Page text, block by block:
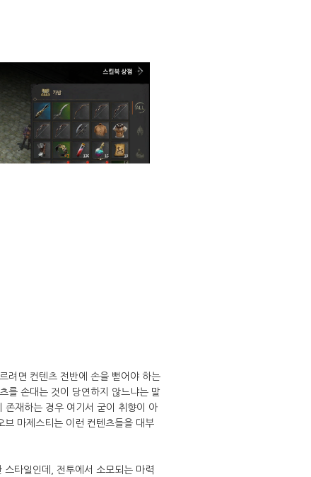
려면 컨텐츠 전반에 손을 뻗어야 하는
를 손대는 것이 당연하지 않느냐는 말
재하는 경우 여기서 굳이 취향이 아
브 마제스티는 이런 컨텐츠들을 대부
타일인데, 전투에서 소모되는 마력